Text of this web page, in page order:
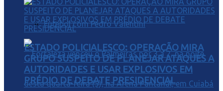
Futebol com Pedro Valentini
ESTADO POLICIALESCO: OPERAÇÃO MIRA
GRUPO SUSPEITO DE PLANEJAR ATAQUES A
AUTORIDADES E USAR EXPLOSIVOS EM
PRÉDIO DE DEBATE PRESIDENCIAL